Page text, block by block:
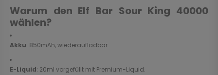
Warum den Elf Bar Sour King 40000
wählen?
Akku: 850mAh, wiederaufladbar.
E-Liquid: 20ml vorgefüllt mit Premium-Liquid.